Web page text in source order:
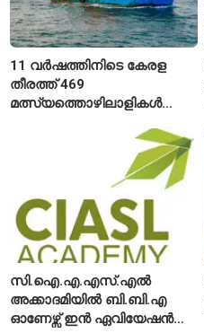
11 വർഷത്തിനിടെ കേരള
തീരത്ത് 469
മത്സ്യത്തൊഴിലാളികൾ
കാണാതായി, 47,773 പേരെ
സി.ഐ.എ.എസ്.എൽ
അക്കാദമിയിൽ ബി.ബി.എ
ഓണേഴ്സ് ഇൻ ഏവിയേഷൻ